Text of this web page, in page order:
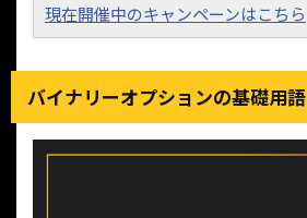
現在開催中のキャンペーンはこちら
バイナリーオプションの基礎用語